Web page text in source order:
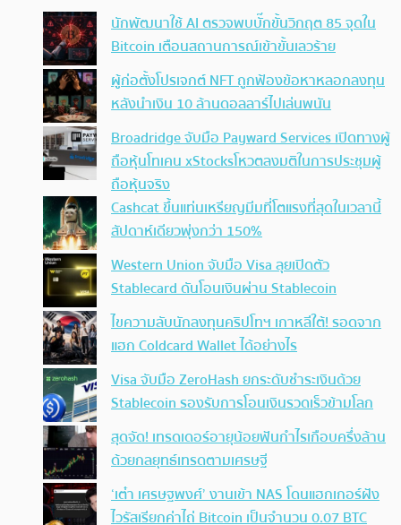
นักพัฒนาใช้ AI ตรวจพบบั๊กขั้นวิกฤต 85 จุดใน
Bitcoin เตือนสถานการณ์เข้าขั้นเลวร้าย
ผู้ก่อตั้งโปรเจกต์ NFT ถูกฟ้องข้อหาหลอกลงทุน
หลังนำเงิน 10 ล้านดอลลาร์ไปเล่นพนัน
Broadridge จับมือ Payward Services เปิดทางผู้
ถือหุ้นโทเคน xStocksโหวตลงมติในการประชุมผู้
ถือหุ้นจริง
Cashcat ขึ้นแท่นเหรียญมีมที่โตแรงที่สุดในเวลานี้
สัปดาห์เดียวพุ่งกว่า 150%
Western Union จับมือ Visa ลุยเปิดตัว
Stablecard ดันโอนเงินผ่าน Stablecoin
ไขความลับนักลงทุนคริปโทฯ เกาหลีใต้! รอดจาก
แฮก Coldcard Wallet ได้อย่างไร
Visa จับมือ ZeroHash ยกระดับชำระเงินด้วย
Stablecoin รองรับการโอนเงินรวดเร็วข้ามโลก
สุดจัด! เทรดเดอร์อายุน้อยฟันกำไรเกือบครึ่งล้าน
ด้วยกลยุทธ์เทรดตามเศรษฐี
‘เต๋า เศรษฐพงศ์’ งานเข้า NAS โดนแฮกเกอร์ฝัง
ไวรัสเรียกค่าไถ่ Bitcoin เป็นจำนวน 0.07 BTC